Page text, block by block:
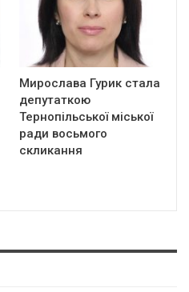
Мирослава Гурик стала
депутаткою
Тернопільської міської
ради восьмого
скликання